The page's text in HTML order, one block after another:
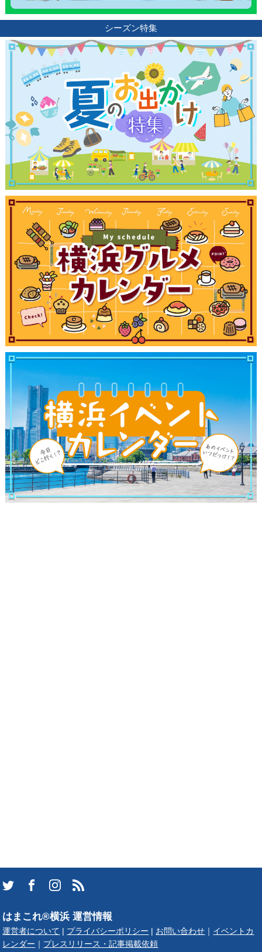
シーズン特集
観光ガイド
ランキング
はまこれ®横浜 運営情報
運営者について プライバシーポリシー お問い合わせ
イベントカ
レンダー
プレスリリース・記事掲載依頼